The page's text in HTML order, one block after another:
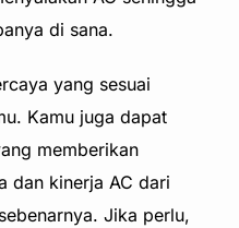
di sana.
yang sesuai
Kamu juga dapat
memberikan
dan kinerja AC dari
Jika perlu,